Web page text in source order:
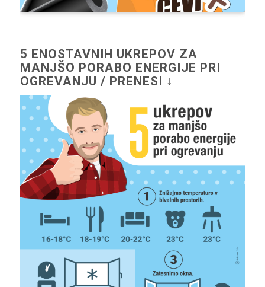
5 ENOSTAVNIH UKREPOV ZA
MANJŠO PORABO ENERGIJE PRI
OGREVANJU / PRENESI ↓